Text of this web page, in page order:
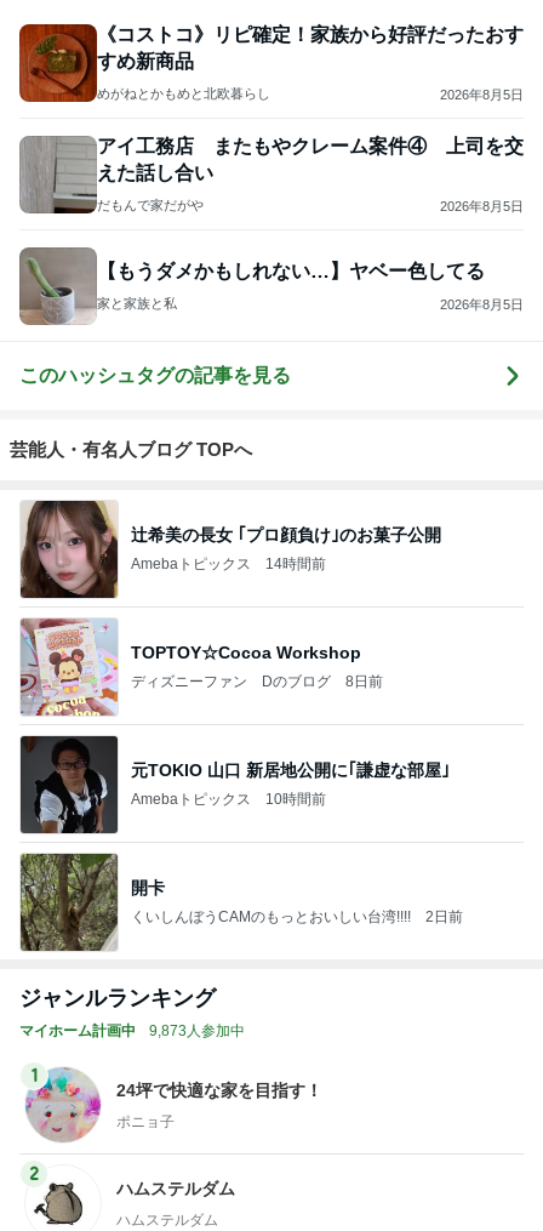
《コストコ》リピ確定！家族から好評だったおす
すめ新商品
めがねとかもめと北欧暮らし 2026年8月5日
アイ工務店 またもやクレーム案件④ 上司を交
えた話し合い
だもんで家だがや 2026年8月5日
【もうダメかもしれない…】ヤベー色してる
家と家族と私 2026年8月5日
このハッシュタグの記事を見る
芸能人・有名人ブログ TOPへ
辻希美の長女 ｢プロ顔負け｣のお菓子公開
Amebaトピックス 14時間前
TOPTOY☆Cocoa Workshop
ディズニーファン Dのブログ 8日前
元TOKIO 山口 新居地公開に｢謙虚な部屋｣
Amebaトピックス 10時間前
開卡
くいしんぼうCAMのもっとおいしい台湾!!!! 2日前
ジャンルランキング
マイホーム計画中 9,873人参加中
1
24坪で快適な家を目指す！
ポニョ子
2
ハムステルダム
ハムステルダム